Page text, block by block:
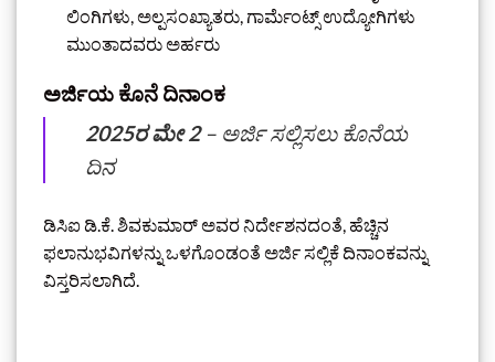
ಲಿಂಗಿಗಳು, ಅಲ್ಪಸಂಖ್ಯಾತರು, ಗಾರ್ಮೆಂಟ್ಸ್ ಉದ್ಯೋಗಿಗಳು
ಮುಂತಾದವರು ಅರ್ಹರು
ಅರ್ಜಿಯ ಕೊನೆ ದಿನಾಂಕ
2025ರ ಮೇ 2– ಅರ್ಜಿ ಸಲ್ಲಿಸಲು ಕೊನೆಯ
ದಿನ
ಡಿಸಿಐ ಡಿ.ಕೆ. ಶಿವಕುಮಾರ್ ಅವರ ನಿರ್ದೇಶನದಂತೆ, ಹೆಚ್ಚಿನ
ಫಲಾನುಭವಿಗಳನ್ನು ಒಳಗೊಂಡಂತೆ ಅರ್ಜಿ ಸಲ್ಲಿಕೆ ದಿನಾಂಕವನ್ನು
ವಿಸ್ತರಿಸಲಾಗಿದೆ.